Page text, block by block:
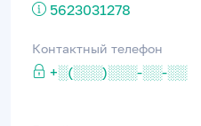
5623031278
Контактный телефон
+░(░░░)░░░-░░-░░